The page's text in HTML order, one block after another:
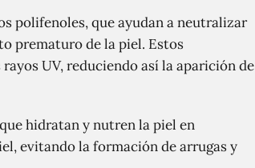
polifenoles, que ayudan a neutralizar
prematuro de la piel. Estos
UV, reduciendo así la aparición de
hidratan y nutren la piel en
evitando la formación de arrugas y